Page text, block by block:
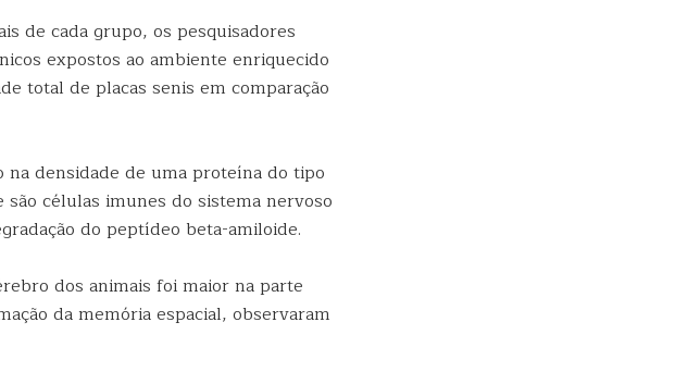
de cada grupo, os pesquisadores
expostos ao ambiente enriquecido
total de placas senis em comparação
densidade de uma proteína do tipo
células imunes do sistema nervoso
do peptídeo beta-amiloide.
dos animais foi maior na parte
da memória espacial, observaram